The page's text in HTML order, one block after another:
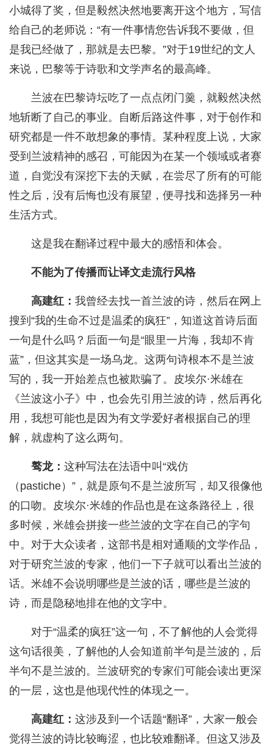
小城得了奖，但是毅然决然地要离开这个地方，写信
给自己的老师说：“有一件事情您告诉我不要做，但
是我已经做了，那就是去巴黎。”对于19世纪的文人
来说，巴黎等于诗歌和文学声名的最高峰。
兰波在巴黎诗坛吃了一点点闭门羹，就毅然决然
地斩断了自己的事业。自断后路这件事，对于创作和
研究都是一件不敢想象的事情。某种程度上说，大家
受到兰波精神的感召，可能因为在某一个领域或者赛
道，自觉没有深挖下去的天赋，在尝尽了所有的可能
性之后，没有后悔也没有展望，便寻找和选择另一种
生活方式。
这是我在翻译过程中最大的感悟和体会。
不能为了传播而让译文走流行风格
高建红： 我曾经去找一首兰波的诗，然后在网上
搜到“我的生命不过是温柔的疯狂”，知道这首诗后面
一句是什么吗？后面一句是“眼里一片海，我却不肯
蓝”，但这其实是一场乌龙。这两句诗根本不是兰波
写的，我一开始差点也被欺骗了。皮埃尔·米雄在
《兰波这小子》中，也会先引用兰波的诗，然后再化
用，我想可能也是因为有文学爱好者根据自己的理
解，就虚构了这么两句。
骜龙： 这种写法在法语中叫“戏仿
（pastiche）”，就是原句不是兰波所写，却又很像他
的口吻。皮埃尔·米雄的作品也是在这条路径上，很
多时候，米雄会拼接一些兰波的文字在自己的字句
中。对于大众读者，这部书是相对通顺的文学作品，
对于研究兰波的专家，他们一下子就可以看出兰波的
话。米雄不会说明哪些是兰波的话，哪些是兰波的
诗，而是隐秘地排在他的文字中。
对于“温柔的疯狂”这一句，不了解他的人会觉得
这句话很美，了解他的人会知道前半句是兰波的，后
半句不是兰波的。兰波研究的专家们可能会读出更深
的一层，这也是他现代性的体现之一。
高建红： 这涉及到一个话题“翻译”，大家一般会
觉得兰波的诗比较晦涩，也比较难翻译。但这又涉及